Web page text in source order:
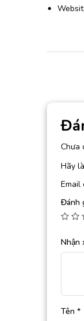
Chưa
Hãy
Email
Đánh
Nhận
Tên *